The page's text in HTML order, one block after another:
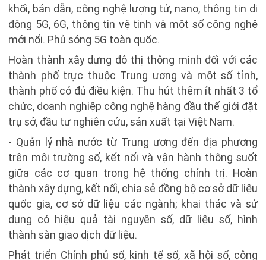
khối, bán dẫn, công nghệ lượng tử, nano, thông tin di
động 5G, 6G, thông tin vệ tinh và một số công nghệ
mới nổi. Phủ sóng 5G toàn quốc.
Hoàn thành xây dựng đô thị thông minh đối với các
thành phố trực thuộc Trung ương và một số tỉnh,
thành phố có đủ điều kiện. Thu hút thêm ít nhất 3 tổ
chức, doanh nghiệp công nghệ hàng đầu thế giới đặt
trụ sở, đầu tư nghiên cứu, sản xuất tại Việt Nam.
- Quản lý nhà nước từ Trung ương đến địa phương
trên môi trường số, kết nối và vận hành thông suốt
giữa các cơ quan trong hệ thống chính trị. Hoàn
thành xây dựng, kết nối, chia sẻ đồng bộ cơ sở dữ liệu
quốc gia, cơ sở dữ liệu các ngành; khai thác và sử
dụng có hiệu quả tài nguyên số, dữ liệu số, hình
thành sàn giao dịch dữ liệu.
Phát triển Chính phủ số, kinh tế số, xã hội số, công